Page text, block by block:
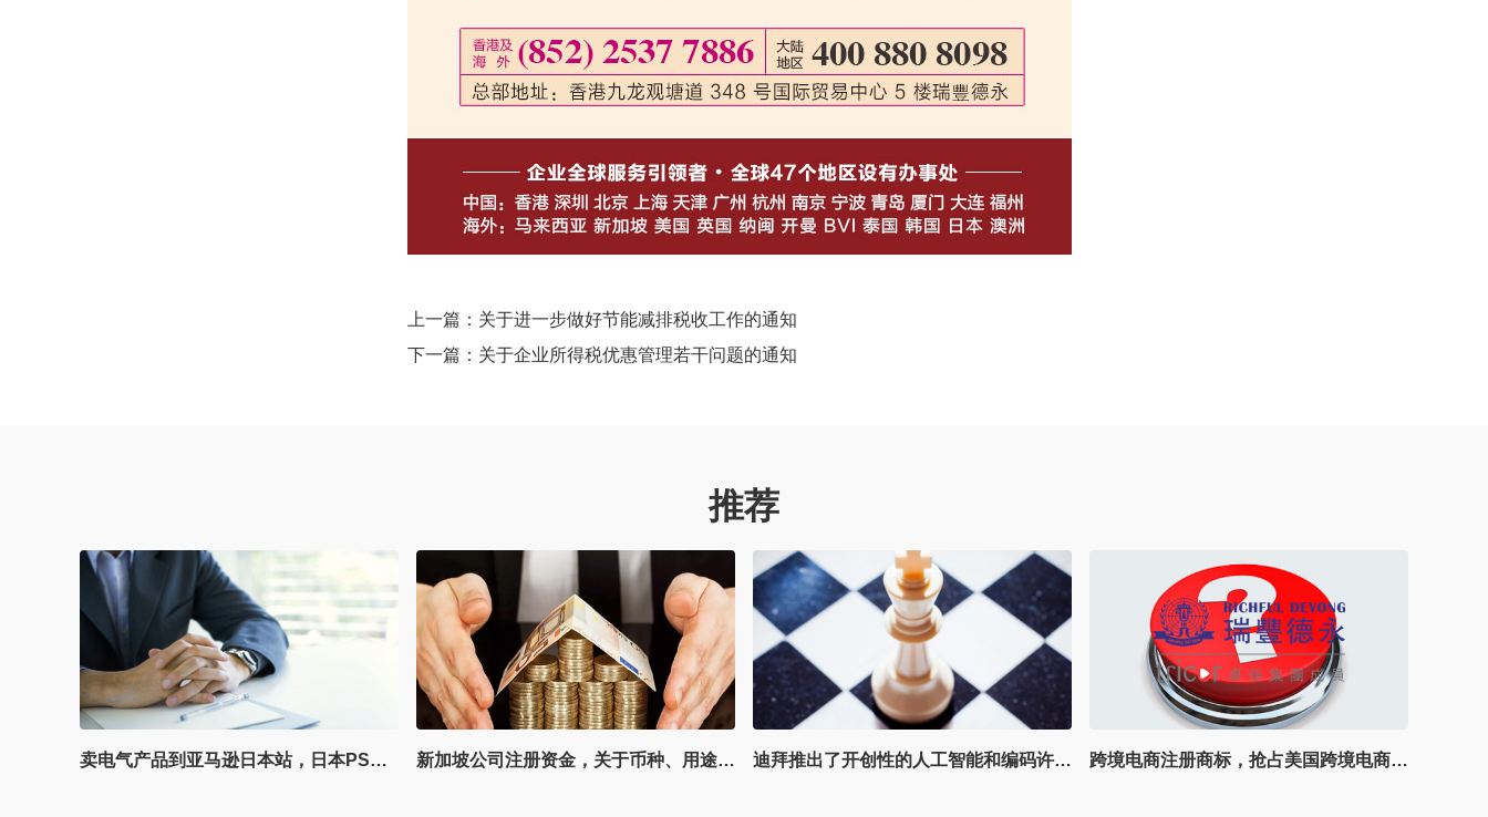
上一篇： 关于进一步做好节能减排税收工作的通知
下一篇： 关于企业所得税优惠管理若干问题的通知
推荐
卖电气产品到亚马逊日本站，日本PSE认证合规不可忽视 新加坡公司注册资金，关于币种、用途、增资和减资的问题 迪拜推出了开创性的人工智能和编码许可证，注册迪拜公司 跨境电商注册商标，抢占美国跨境电商市场，如何防止美国商标被抢注